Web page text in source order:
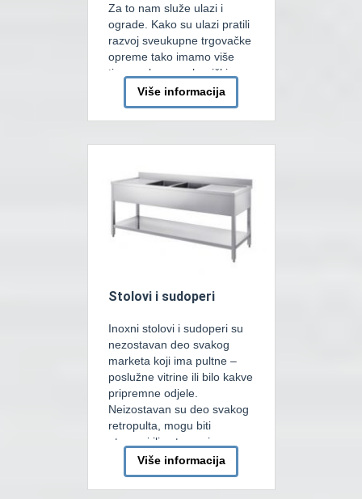
Za to nam služe ulazi i
ograde. Kako su ulazi pratili
razvoj sveukupne trgovačke
opreme tako imamo više
tipova ulaza: mehanički,
automatski ili vrtljivi.
Automatsko ulazi mogu biti
aktivirani foto-ćelijom ili
za nesmetanu
funkcionalnost ne trebaju
[…]
Više informacija
Stolovi i sudoperi
Inoxni stolovi i sudoperi su
nezostavan deo svakog
marketa koji ima pultne –
poslužne vitrine ili bilo kakve
pripremne odjele.
Neizostavan su deo svakog
retropulta, mogu biti
otvoreni ili zatvoreni.
Također mogu sadržavati
unutrašnje i donje police, a
moguće je imati i ladičare.
Više informacija